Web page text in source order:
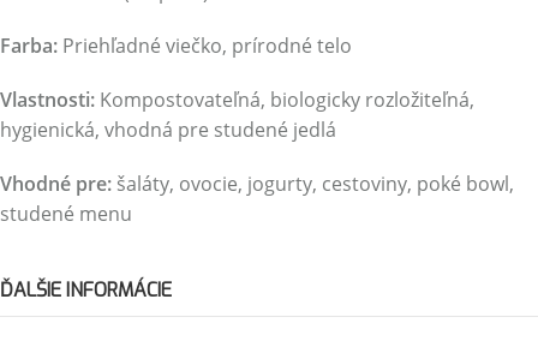
Farba: Priehľadné viečko, prírodné telo
Vlastnosti: Kompostovateľná, biologicky rozložiteľná,
hygienická, vhodná pre studené jedlá
Vhodné pre: šaláty, ovocie, jogurty, cestoviny, poké bowl,
studené menu
ĎALŠIE INFORMÁCIE